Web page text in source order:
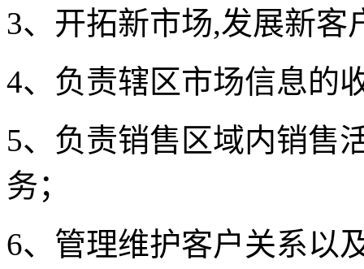
3、开拓新市场,发展新客
4、负责辖区市场信息的
5、负责销售区域内销售
务；
6、管理维护客户关系以